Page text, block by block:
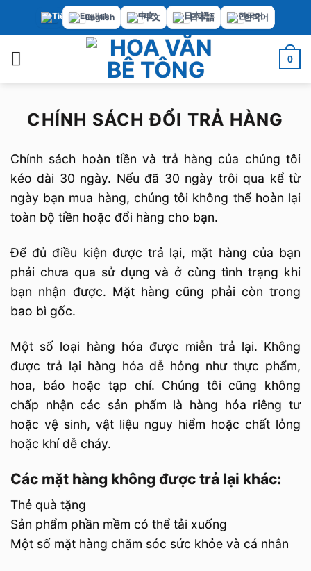
dung
English 中文 日本語 한국어
0
CHÍNH SÁCH ĐỔI TRẢ HÀNG
Chính sách hoàn tiền và trả hàng của chúng tôi
kéo dài 30 ngày. Nếu đã 30 ngày trôi qua kể từ
ngày bạn mua hàng, chúng tôi không thể hoàn lại
toàn bộ tiền hoặc đổi hàng cho bạn.
Để đủ điều kiện được trả lại, mặt hàng của bạn
phải chưa qua sử dụng và ở cùng tình trạng khi
bạn nhận được. Mặt hàng cũng phải còn trong
bao bì gốc.
Một số loại hàng hóa được miễn trả lại. Không
được trả lại hàng hóa dễ hỏng như thực phẩm,
hoa, báo hoặc tạp chí. Chúng tôi cũng không
chấp nhận các sản phẩm là hàng hóa riêng tư
hoặc vệ sinh, vật liệu nguy hiểm hoặc chất lỏng
hoặc khí dễ cháy.
Các mặt hàng không được trả lại khác:
Thẻ quà tặng
Sản phẩm phần mềm có thể tải xuống
Một số mặt hàng chăm sóc sức khỏe và cá nhân